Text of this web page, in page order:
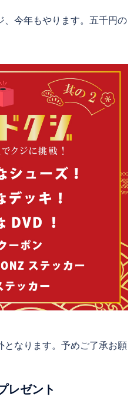
今年もやります。五千円の
なります。予めご了承お願
レゼント